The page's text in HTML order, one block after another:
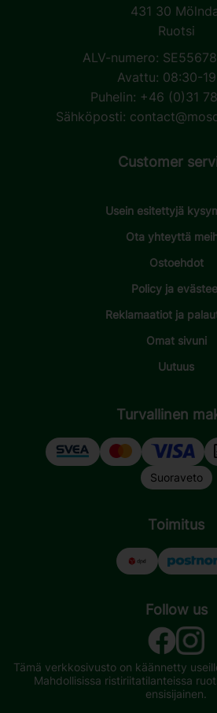
431 30
Ruotsi
ALV-numero:
Avattu: 08:30-
Puhelin: +46 (0)31
Sähköposti:
Customer
Usein esitettyjä
Ota yhteyttä
Ostoehdot
Policy ja
Reklamaatiot ja
Omat sivuni
Uutuus
Turvallinen
Suoraveto
Toimitus
Follow us
Tämä verkkosivusto on käännetty
Mahdollisissa ristiriitatilanteissa
ensisijainen.